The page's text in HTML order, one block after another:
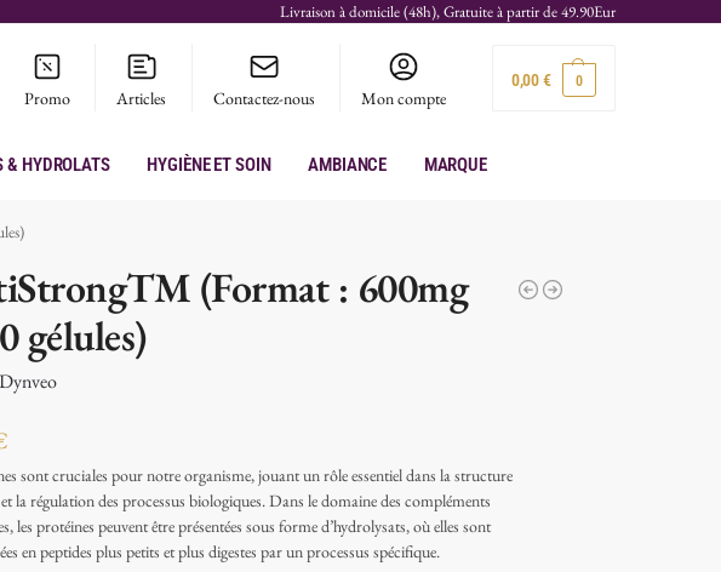
Livraison à domicile (48h), Gratuite à partir de 49.90Eur
Promo Articles Contactez-nous Mon compte
0,00€ 0
& hydrolats Hygiène et soin Ambiance Marque
(Format : 600mg
gélules)
Dynveo
sont cruciales pour notre organisme, jouant un rôle essentiel dans la structure
la régulation des processus biologiques. Dans le domaine des compléments
les protéines peuvent être présentées sous forme d’hydrolysats, où elles sont
en peptides plus petits et plus digestes par un processus spécifique.